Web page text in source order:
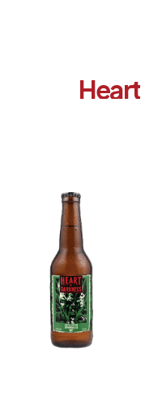
Heart